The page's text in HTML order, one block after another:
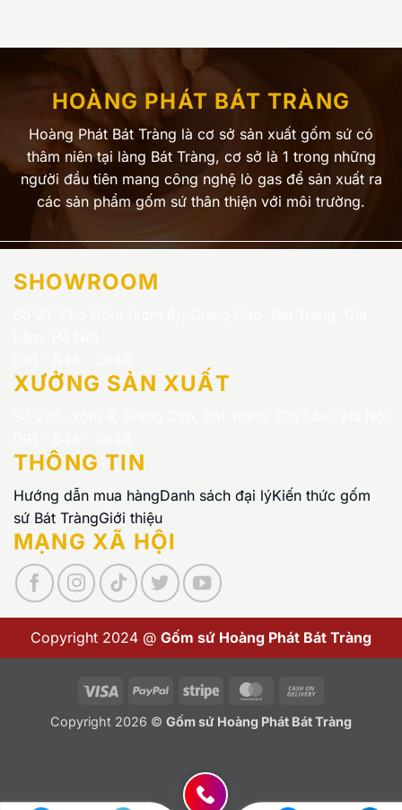
HOÀNG PHÁT BÁT TRÀNG
Hoàng Phát Bát Tràng là cơ sở sản xuất gốm sứ có
thâm niên tại làng Bát Tràng, cơ sở là 1 trong những
người đầu tiên mang công nghệ lò gas để sản xuất ra
các sản phẩm gốm sứ thân thiện với môi trường.
SHOWROOM
XƯỞNG SẢN XUẤT
THÔNG TIN
Hướng dẫn mua hàngDanh sách đại lýKiến thức gốm
sứ Bát TràngGiới thiệu
MẠNG XÃ HỘI
Copyright 2024 @ Gốm sứ Hoàng Phát Bát Tràng
Visa PayPal Stripe MasterCard
Delivery
Copyright 2026 © Gốm sứ Hoàng Phát Bát Tràng